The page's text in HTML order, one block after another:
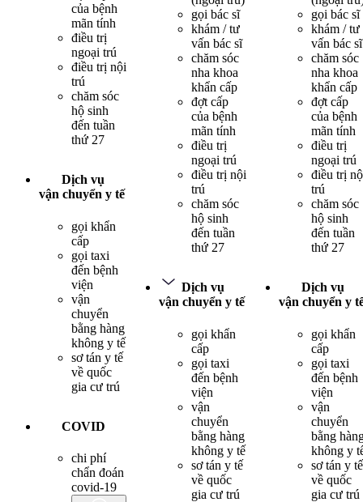
của bệnh
mãn tính
điều trị
ngoại trú
điều trị nội
trú
chăm sóc
hộ sinh
đến tuần
thứ 27
Dịch vụ
vận chuyển y tế
gọi khẩn
cấp
gọi taxi
đến bệnh
viện
vận
chuyển
bằng hàng
không y tế
sơ tán y tế
về quốc
gia cư trú
COVID
chi phí
chẩn đoán
covid-19
gọi bác sĩ
khám / tư
vấn bác sĩ
chăm sóc
nha khoa
khẩn cấp
đợt cấp
của bệnh
mãn tính
điều trị
ngoại trú
điều trị nội
trú
chăm sóc
hộ sinh
đến tuần
thứ 27
Dịch vụ
vận chuyển y tế
gọi khẩn
cấp
gọi taxi
đến bệnh
viện
vận
chuyển
bằng hàng
không y tế
sơ tán y tế
về quốc
gia cư trú
gọi bác sĩ
khám / tư
vấn bác sĩ
chăm sóc
nha khoa
khẩn cấp
đợt cấp
của bệnh
mãn tính
điều trị
ngoại trú
điều trị
trú
chăm sóc
hộ sinh
đến tuần
thứ 27
Dịch vụ
vận chuyển y
gọi khẩn
cấp
gọi taxi
đến bệnh
viện
vận
chuyển
bằng
không y
sơ tán y tế
về quốc
gia cư trú